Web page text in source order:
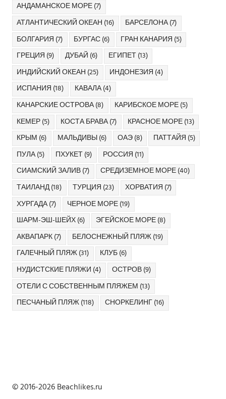
АНДАМАНСКОЕ МОРЕ(7)
АТЛАНТИЧЕСКИЙ ОКЕАН (16) БАРСЕЛОНА(7)
БОЛГАРИЯ (7) БУРГАС(6) ГРАН КАНАРИЯ (5)
ГРЕЦИЯ (9) ДУБАЙ (6) ЕГИПЕТ(13)
ИНДИЙСКИЙ ОКЕАН (25) ИНДОНЕЗИЯ (4)
ИСПАНИЯ (18) КАВАЛА(4)
КАНАРСКИЕ ОСТРОВА(8) КАРИБСКОЕ МОРЕ(5)
КЕМЕР(5) КОСТА БРАВА(7) КРАСНОЕ МОРЕ(13)
КРЫМ (6) МАЛЬДИВЫ(6) ОАЭ(8) ПАТТАЙЯ (5)
ПУЛА(5) ПХУКЕТ(9) РОССИЯ (11)
СИАМСКИЙ ЗАЛИВ(7) СРЕДИЗЕМНОЕ МОРЕ(40)
ТАИЛАНД(18) ТУРЦИЯ (23) ХОРВАТИЯ (7)
ХУРГАДА(7) ЧЕРНОЕ МОРЕ(19)
ШАРМ-ЭШ-ШЕЙХ(6) ЭГЕЙСКОЕ МОРЕ(8)
АКВАПАРК(7) БЕЛОСНЕЖНЫЙ ПЛЯЖ(19)
ГАЛЕЧНЫЙ ПЛЯЖ(31) КЛУБ(6)
НУДИСТСКИЕ ПЛЯЖИ (4) ОСТРОВ(9)
ОТЕЛИ С СОБСТВЕННЫМ ПЛЯЖЕМ (13)
ПЕСЧАНЫЙ ПЛЯЖ(118) СНОРКЕЛИНГ(16)
© 2016-2026 Beachlikes.ru